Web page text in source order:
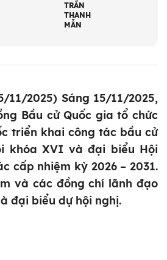
TRẦN
THANH
MẪN
11/2025) Sáng 15/11/2025,
Bầu cử Quốc gia tổ chức
triển khai công tác bầu cử
khóa XVI và đại biểu Hội
cấp nhiệm kỳ 2026 – 2031.
và các đồng chí lãnh đạo
đại biểu dự hội nghị.